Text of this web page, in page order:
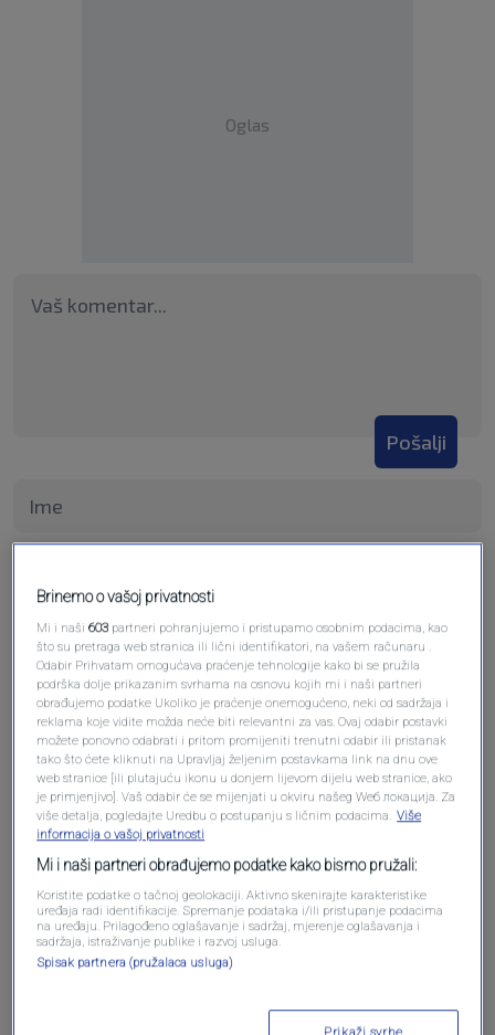
Oglas
Pošalji
Oglas
Brinemo o vašoj privatnosti
Mi i naši603 partneri pohranjujemo i pristupamo osobnim podacima, kao
što su pretraga web stranica ili lični identifikatori, na vašem računaru .
Odabir Prihvatam omogućava praćenje tehnologije kako bi se pružila
podrška dolje prikazanim svrhama na osnovu kojih mi i naši partneri
obrađujemo podatke Ukoliko je praćenje onemogućeno, neki od sadržaja i
reklama koje vidite možda neće biti relevantni za vas. Ovaj odabir postavki
možete ponovno odabrati i pritom promijeniti trenutni odabir ili pristanak
tako što ćete kliknuti na Upravljaj željenim postavkama link na dnu ove
web stranice [ili plutajuću ikonu u donjem lijevom dijelu web stranice, ako
je primjenjivo]. Vaš odabir će se mijenjati u okviru našeg Wеб локација. Za
više detalja, pogledajte Uredbu o postupanju s ličnim podacima. Više
informacija o vašoj privatnosti
Mi i naši partneri obrađujemo podatke kako bismo pružali:
Koristite podatke o tačnoj geolokaciji. Aktivno skenirajte karakteristike
uređaja radi identifikacije. Spremanje podataka i/ili pristupanje podacima
na uređaju. Prilagođeno oglašavanje i sadržaj, mjerenje oglašavanja i
sadržaja, istraživanje publike i razvoj usluga.
Spisak partnera (pružalaca usluga)